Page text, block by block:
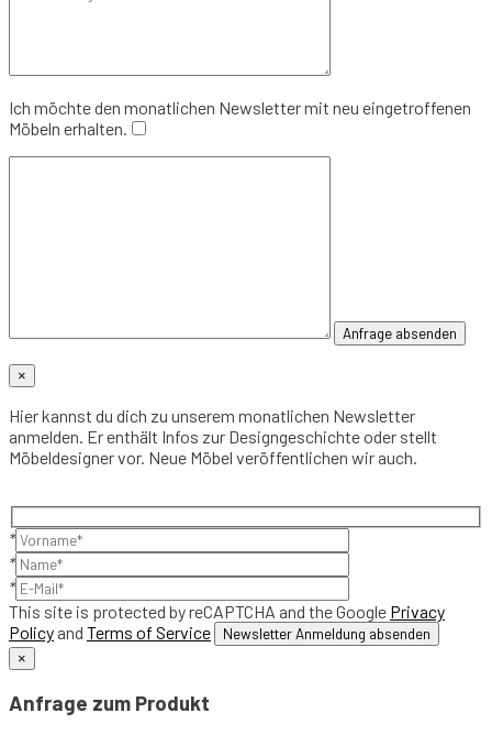
Ich möchte den monatlichen Newsletter mit neu eingetroffenen
Möbeln erhalten.
×
Hier kannst du dich zu unserem monatlichen Newsletter
anmelden. Er enthält Infos zur Designgeschichte oder stellt
Möbeldesigner vor. Neue Möbel veröffentlichen wir auch.
*
*
*
This site is protected by reCAPTCHA and the Google Privacy
Policy and Terms of Service
×
Anfrage zum Produkt